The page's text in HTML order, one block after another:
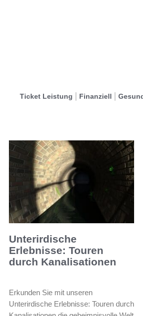
Ticket Leistung Finanziell
Unterirdische
Erlebnisse: Touren
durch Kanalisationen
Erkunden Sie mit unseren
Unterirdische Erlebnisse: Touren durch